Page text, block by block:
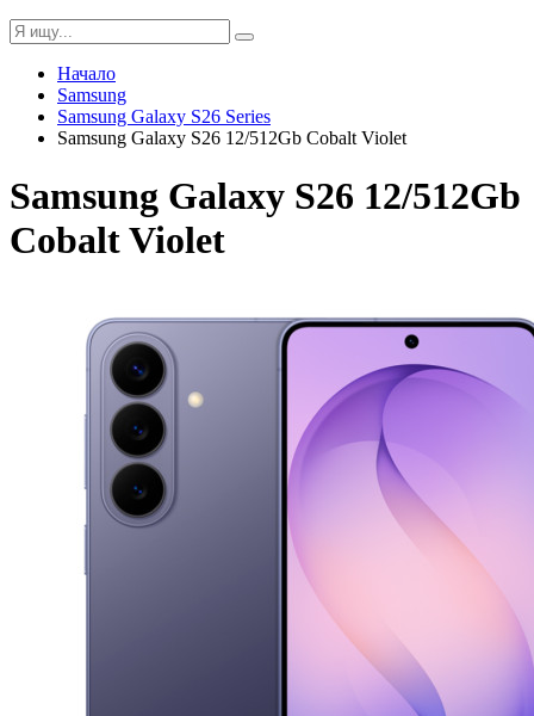
Начало
Samsung
Samsung Galaxy S26 Series
Samsung Galaxy S26 12/512Gb Cobalt Violet
Samsung Galaxy S26 12/512Gb
Cobalt Violet